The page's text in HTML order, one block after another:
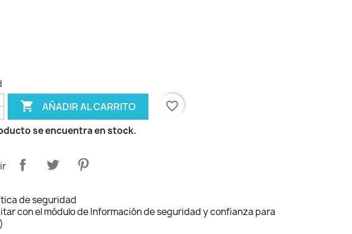
 AÑADIR AL CARRITO
favorite_border
se encuentra en stock.
de seguridad
con el módulo de Información de seguridad y confianza para